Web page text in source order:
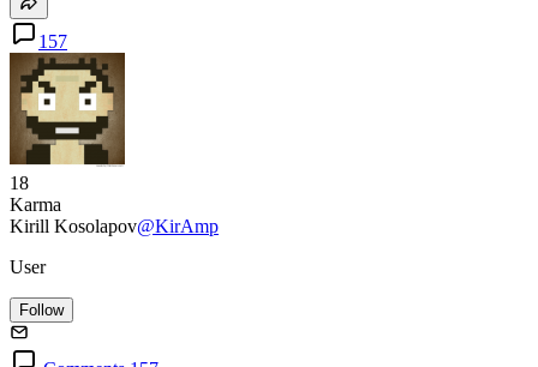
157
18
Karma
Kirill Kosolapov@KirAmp
User
Follow